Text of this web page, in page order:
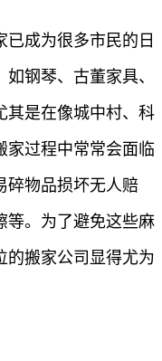
成为很多市民的日
钢琴、古董家具、
其是在像城中村、科
家过程中常常会面临
碎物品损坏无人赔
等。为了避免这些麻
的搬家公司显得尤为